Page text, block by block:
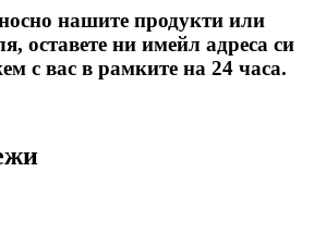
нашите продукти или
оставете ни имейл адреса си
с вас в рамките на 24 часа.